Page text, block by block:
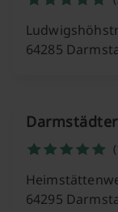
64285
64295